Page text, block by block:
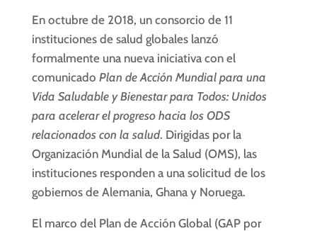
En octubre de 2018, un consorcio de 11
instituciones de salud globales lanzó
formalmente una nueva iniciativa con el
comunicado Plan de Acción Mundial para una
Vida Saludable y Bienestar para Todos: Unidos
para acelerar el progreso hacia los ODS
relacionados con la salud. Dirigidas por la
Organización Mundial de la Salud (OMS), las
instituciones responden a una solicitud de los
gobiernos de Alemania, Ghana y Noruega.
El marco del Plan de Acción Global (GAP por